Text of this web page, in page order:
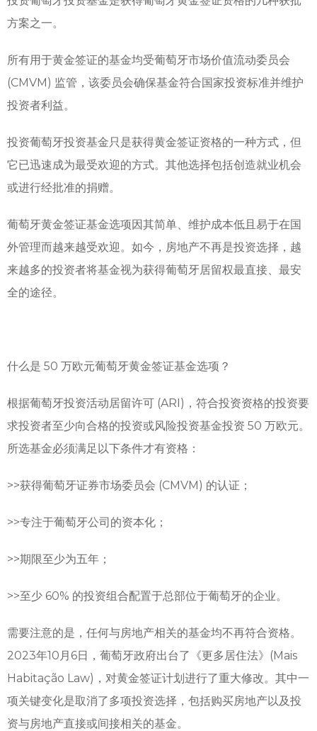
方案之一。
所有用于黄金签证的基金均受葡萄牙市场价值流动委员会
(CMVM) 监管，该委员会确保基金符合国家投资标准并维护
投资者利益。
投资葡萄牙投资基金只是获得黄金签证资格的一种方式，但
它已迅速成为最受欢迎的方式。其他选择包括创造就业机会
或进行经批准的捐赠。
葡萄牙黄金签证基金选项因其简单、维护成本低且易于在国
外管理而越来越受欢迎。如今，房地产不再是投资选择，越
来越多的投资者将基金视为获得葡萄牙居留权最直接、最安
全的途径。
什么是 50 万欧元葡萄牙黄金签证基金选项？
根据葡萄牙投资活动居留许可 (ARI)，符合投资资格的投资要
求投资者至少向合格的投资或风险投资基金投资 50 万欧元。
所选基金必须满足以下条件才有资格：
>>获得葡萄牙证券市场委员会 (CMVM) 的认证；
>>专注于葡萄牙公司的资本化；
>>期限至少为五年；
>>至少 60% 的投资组合配置于总部位于葡萄牙的企业。
需要注意的是，任何与房地产相关的基金均不再符合资格。
2023年10月6日，葡萄牙政府出台了《更多居住法》(Mais
Habitação Law)，对黄金签证计划进行了重大修改。其中一
项关键变化是取消了多项投资选择，包括购买房地产以及投
资与房地产直接或间接相关的基金。